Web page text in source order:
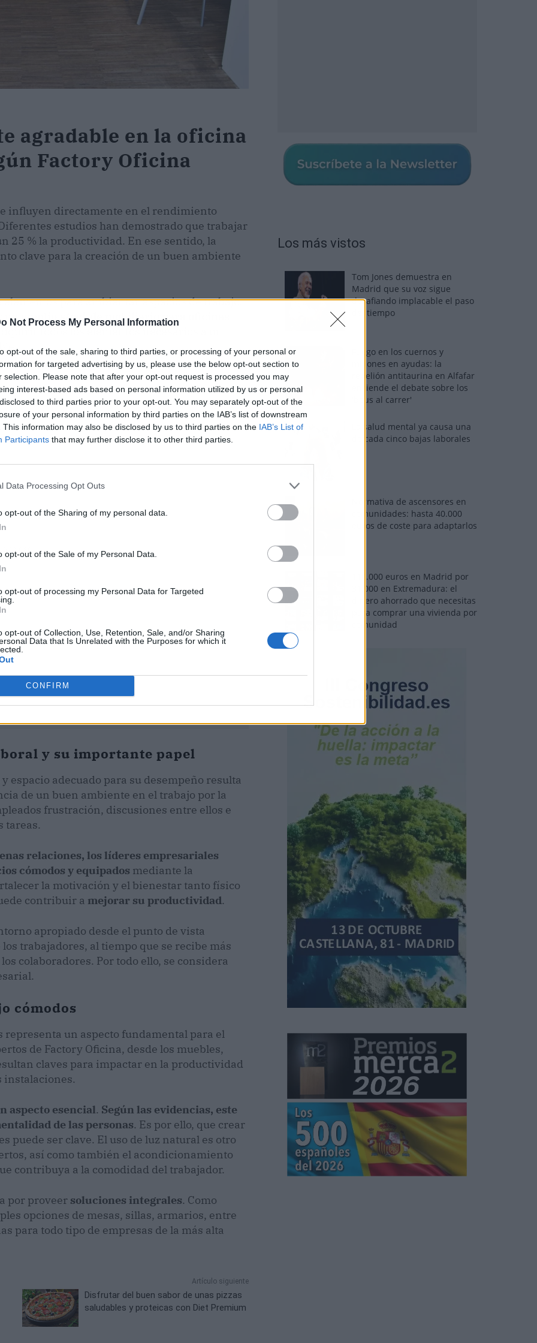
Not Process My Personal Information
opt-out of the sale, sharing to third parties, or processing of your personal or
for targeted advertising by us, please use the below opt-out section to
selection. Please note that after your opt-out request is processed you may
interest-based ads based on personal information utilized by us or personal
to third parties prior to your opt-out. You may separately opt-out of the
of your personal information by third parties on the IAB’s list of downstream
This information may also be disclosed by us to third parties on the IAB’s List of
Participants that may further disclose it to other third parties.
Data Processing Opt Outs
opt-out of the Sharing of my personal data.
opt-out of the Sale of my Personal Data.
opt-out of processing my Personal Data for Targeted
opt-out of Collection, Use, Retention, Sale, and/or Sharing
Data that Is Unrelated with the Purposes for which it
CONFIRM
agradable en la oficina
Factory Oficina
influyen directamente en el rendimiento
estudios han demostrado que trabajar
25 % la productividad. En ese sentido, la
clave para la creación de un buen ambiente
elementos para ambientar espacios de trabajo.
un amplio stock de mobiliario para oficinas
todos los elementos necesarios a un
y su importante papel
espacio adecuado para su desempeño resulta
de un buen ambiente en el trabajo por la
frustración, discusiones entre ellos e
tareas.
relaciones, los líderes empresariales
cómodos y equipados mediante la
la motivación y el bienestar tanto físico
contribuir a mejorar su productividad.
apropiado desde el punto de vista
trabajadores, al tiempo que se recibe más
colaboradores. Por todo ello, se considera
cómodos
un aspecto fundamental para el
de Factory Oficina, desde los muebles,
claves para impactar en la productividad
instalaciones.
aspecto esencial. Según las evidencias, este
de las personas. Es por ello, que crear
ser clave. El uso de luz natural es otro
así como también el acondicionamiento
contribuya a la comodidad del trabajador.
por proveer soluciones integrales. Como
opciones de mesas, sillas, armarios, entre
para todo tipo de empresas de la más alta
Artículo siguiente
Disfrutar del buen sabor de unas pizzas
saludables y proteicas con Diet Premium
Los más vistos
Tom Jones demuestra en
Madrid que su voz sigue
desafiando implacable el paso
del tiempo
Fuego en los cuernos y
millones en ayudas: la
rebelión antitaurina en Alfafar
enciende el debate sobre los
'bous al carrer'
La salud mental ya causa una
de cada cinco bajas laborales
Normativa de ascensores en
comunidades: hasta 40.000
euros de coste para adaptarlos
110.000 euros en Madrid por
31.000 en Extremadura: el
dinero ahorrado que necesitas
para comprar una vivienda por
comunidad